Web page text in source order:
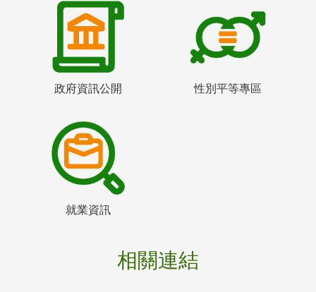
政府資訊公開 性別平等專區
就業資訊
相關連結